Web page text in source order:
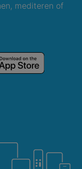
mediteren of